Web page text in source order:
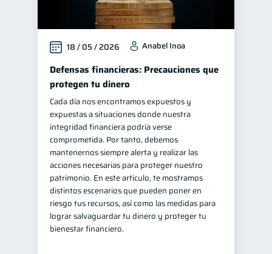
18 / 05 / 2026 Anabel Inoa
Defensas financieras: Precauciones que
protegen tu dinero
Cada día nos encontramos expuestos y
expuestas a situaciones donde nuestra
integridad financiera podría verse
comprometida. Por tanto, debemos
mantenernos siempre alerta y realizar las
acciones necesarias para proteger nuestro
patrimonio. En este artículo, te mostramos
distintos escenarios que pueden poner en
riesgo tus recursos, así como las medidas para
lograr salvaguardar tu dinero y proteger tu
bienestar financiero.